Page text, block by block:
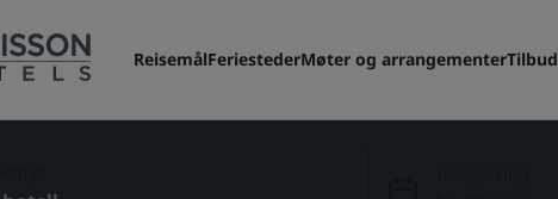
ReisemålFeriestederMøter og arrangementerTilbud